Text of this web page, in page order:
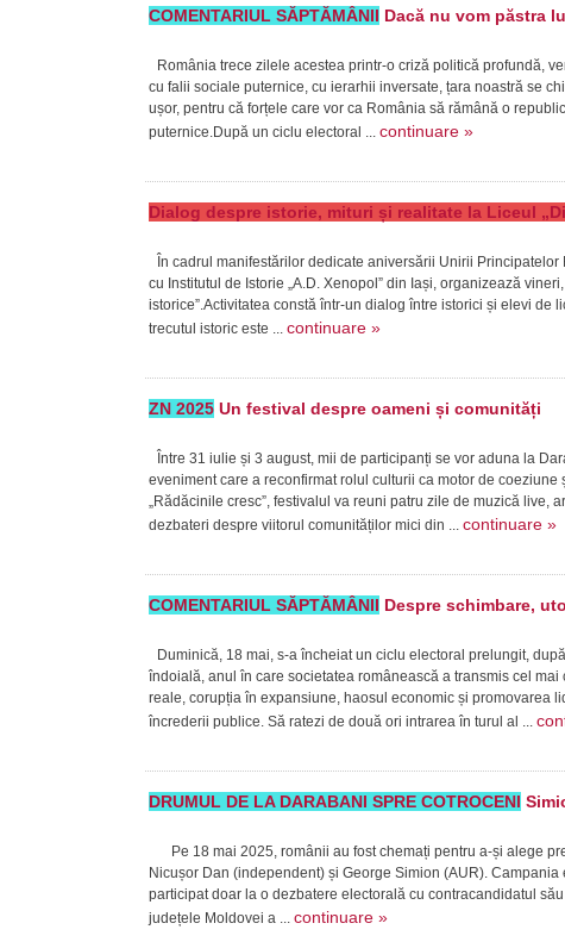
COMENTARIUL SĂPTĂMÂNII Dacă nu vom păstra
România trece zilele acestea printr-o criză politică profundă,
cu falii sociale puternice, cu ierarhii inversate, țara noastră se
ușor, pentru că forțele care vor ca România să rămână o
puternice.După un ciclu electoral ... continuare »
Dialog despre istorie, mituri și realitate la Liceul
În cadrul manifestărilor dedicate aniversării Unirii
cu Institutul de Istorie „A.D. Xenopol” din Iași, organizează
istorice”.Activitatea constă într-un dialog între istorici și elevi
trecutul istoric este ... continuare »
ZN 2025 Un festival despre oameni și comunități
Între 31 iulie și 3 august, mii de participanți se vor aduna la
eveniment care a reconfirmat rolul culturii ca motor de
„Rădăcinile cresc”, festivalul va reuni patru zile de muzică live,
dezbateri despre viitorul comunităților mici din ... continuare »
COMENTARIUL SĂPTĂMÂNII Despre schimbare,
Duminică, 18 mai, s-a încheiat un ciclu electoral prelungit,
îndoială, anul în care societatea românească a transmis cel
reale, corupția în expansiune, haosul economic și promovarea
încrederii publice. Să ratezi de două ori intrarea în turul al ...
DRUMUL DE LA DARABANI SPRE COTROCENI
Pe 18 mai 2025, românii au fost chemați pentru a-și alege
Nicușor Dan (independent) și George Simion (AUR).
participat doar la o dezbatere electorală cu contracandidatul
județele Moldovei a ... continuare »